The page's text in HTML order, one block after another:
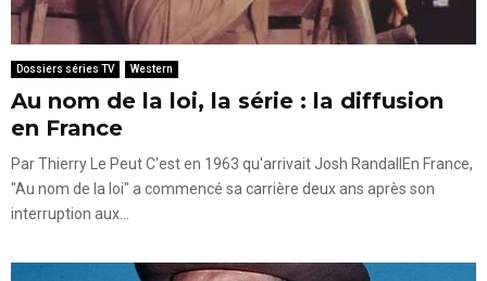
Dossiers séries TV Western
Au nom de la loi, la série : la diffusion
en France
Par Thierry Le Peut C'est en 1963 qu'arrivait Josh RandallEn France,
"Au nom de la loi" a commencé sa carrière deux ans après son
interruption aux...